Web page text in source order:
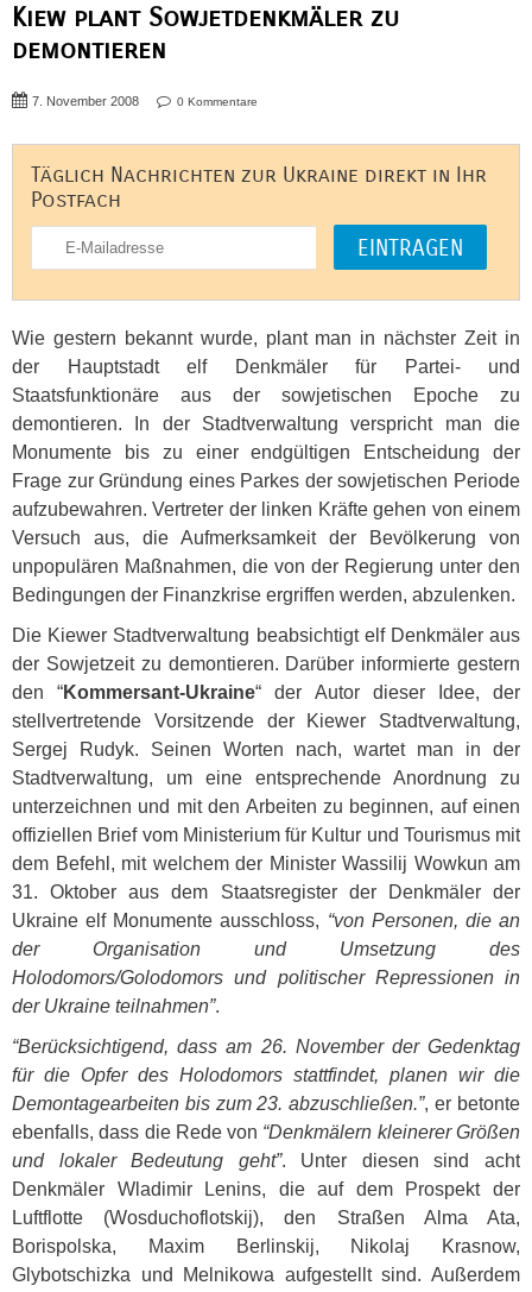
Kiew plant Sowjetdenkmäler zu
demontieren
7. November 2008 0 Kommentare
Täglich Nachrichten zur Ukraine direkt in Ihr
Postfach
Wie gestern bekannt wurde, plant man in nächster Zeit in
der Hauptstadt elf Denkmäler für Partei- und
Staatsfunktionäre aus der sowjetischen Epoche zu
demontieren. In der Stadtverwaltung verspricht man die
Monumente bis zu einer endgültigen Entscheidung der
Frage zur Gründung eines Parkes der sowjetischen Periode
aufzubewahren. Vertreter der linken Kräfte gehen von einem
Versuch aus, die Aufmerksamkeit der Bevölkerung von
unpopulären Maßnahmen, die von der Regierung unter den
Bedingungen der Finanzkrise ergriffen werden, abzulenken.
Die Kiewer Stadtverwaltung beabsichtigt elf Denkmäler aus
der Sowjetzeit zu demontieren. Darüber informierte gestern
den “Kommersant-Ukraine“ der Autor dieser Idee, der
stellvertretende Vorsitzende der Kiewer Stadtverwaltung,
Sergej Rudyk. Seinen Worten nach, wartet man in der
Stadtverwaltung, um eine entsprechende Anordnung zu
unterzeichnen und mit den Arbeiten zu beginnen, auf einen
offiziellen Brief vom Ministerium für Kultur und Tourismus mit
dem Befehl, mit welchem der Minister Wassilij Wowkun am
31. Oktober aus dem Staatsregister der Denkmäler der
Ukraine elf Monumente ausschloss, “von Personen, die an
der Organisation und Umsetzung des
Holodomors/Golodomors und politischer Repressionen in
der Ukraine teilnahmen”.
“Berücksichtigend, dass am 26. November der Gedenktag
für die Opfer des Holodomors stattfindet, planen wir die
Demontagearbeiten bis zum 23. abzuschließen.”, er betonte
ebenfalls, dass die Rede von “Denkmälern kleinerer Größen
und lokaler Bedeutung geht”. Unter diesen sind acht
Denkmäler Wladimir Lenins, die auf dem Prospekt der
Luftflotte (Wosduchoflotskij), den Straßen Alma Ata,
Borispolska, Maxim Berlinskij, Nikolaj Krasnow,
Glybotschizka und Melnikowa aufgestellt sind. Außerdem